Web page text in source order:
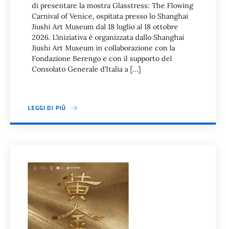
di presentare la mostra Glasstress: The Flowing
Carnival of Venice, ospitata presso lo Shanghai
Jiushi Art Museum dal 18 luglio al 18 ottobre
2026. L’iniziativa è organizzata dallo Shanghai
Jiushi Art Museum in collaborazione con la
Fondazione Berengo e con il supporto del
Consolato Generale d’Italia a […]
LEGGI DI PIÙ